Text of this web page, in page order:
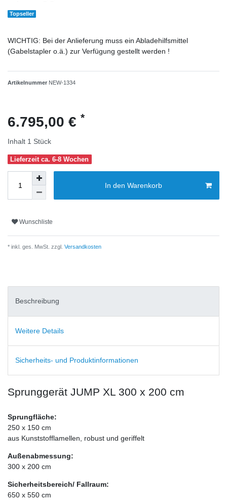
Topseller
WICHTIG: Bei der Anlieferung muss ein Abladehilfsmittel
(Gabelstapler o.ä.) zur Verfügung gestellt werden !
Artikelnummer NEW-1334
6.795,00 € *
Inhalt 1 Stück
Lieferzeit ca. 6-8 Wochen
In den Warenkorb
Wunschliste
* inkl. ges. MwSt. zzgl. Versandkosten
Beschreibung
Weitere Details
Sicherheits- und Produktinformationen
Sprunggerät JUMP XL 300 x 200 cm
Sprungfläche:
250 x 150 cm
aus Kunststofflamellen, robust und geriffelt
Außenabmessung:
300 x 200 cm
Sicherheitsbereich/ Fallraum:
650 x 550 cm